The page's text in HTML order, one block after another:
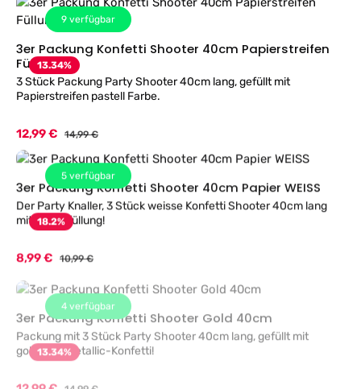
9 verfügbar
13.34%
3er Packung Konfetti Shooter 40cm Papierstreifen
Füllung
3 Stück Packung Party Shooter 40cm lang, gefüllt mit
Papierstreifen pastell Farbe.
Verkaufspreis:
12,99 € Regulärer Preis:
14,99 €
5 verfügbar
18.2%
3er Packung Konfetti Shooter 40cm Papier WEISS
Der Party Knaller, 3 Stück weisse Konfetti Shooter 40cm lang
mit Papierfüllung!
Verkaufspreis:
8,99 € Regulärer Preis:
10,99 €
13.34%
3er Packung Konfetti Shooter Gold 40cm
Packung mit 3 Stück Party Shooter 40cm lang, gefüllt mit
goldenen Metallic-Konfetti!
12,99 €